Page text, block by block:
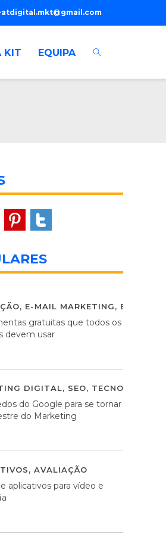
KIT EQUIPA
, E-MAIL MARKETING,
gratuitas que todos os
devem usar
DIGITAL, SEO, TECNOLOGIA
do Google para se tornar
do Marketing
, AVALIAÇÃO
aplicativos para vídeo e